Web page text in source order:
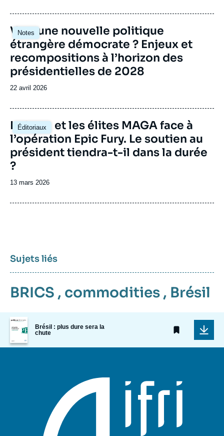
publication
Notes
Image
principale
Vers une nouvelle politique
étrangère démocrate ? Enjeux et
recompositions à l’horizon des
présidentielles de 2028
Date
publication
22 avril 2026
Éditoriaux
Image
principale
La base et les élites MAGA face à
l’opération Epic Fury. Le soutien au
président tiendra-t-il dans la durée
?
Date
publication
13 mars 2026
Sujets liés
BRICS , commodities , Brésil
Image
de
couverture
de
Brésil : plus dure sera la
chute